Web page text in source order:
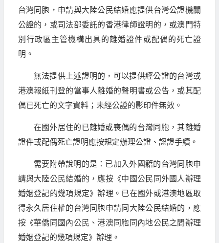
台灣同胞，申請與大陸公民結婚應提供台灣公證機關
公證的，或司法部委託的香港律師證明的，或澳門特
別行政區主管機構出具的離婚證件或配偶的死亡證
明。
無法提供上述證明的，可以提供經公證的台灣或
港澳報紙刊登的當事人離婚的聲明書或公告，或其配
偶已死亡的文字資料；未經公證的影印件無效。
在國外居住的已離婚或喪偶的台灣同胞，其離婚
證件或配偶死亡證明應按規定辦理公證、認證手續。
需要附帶說明的是：已加入外國籍的台灣同胞申
請與大陸公民結婚的，應按《中國公民同外國人辦理
婚姻登記的幾項規定》辦理。已在國外或港澳地區取
得永久居住權的台灣同胞申請同大陸公民結婚的，應
按《華僑同國內公民、港澳同胞同內地公民之間辦理
婚姻登記的幾項規定》辦理。